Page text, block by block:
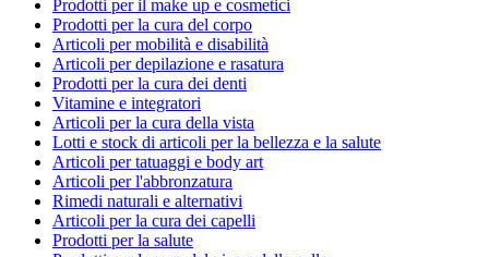
Prodotti per il make up e cosmetici
Prodotti per la cura del corpo
Articoli per mobilità e disabilità
Articoli per depilazione e rasatura
Prodotti per la cura dei denti
Vitamine e integratori
Articoli per la cura della vista
Lotti e stock di articoli per la bellezza e la salute
Articoli per tatuaggi e body art
Articoli per l'abbronzatura
Rimedi naturali e alternativi
Articoli per la cura dei capelli
Prodotti per la salute